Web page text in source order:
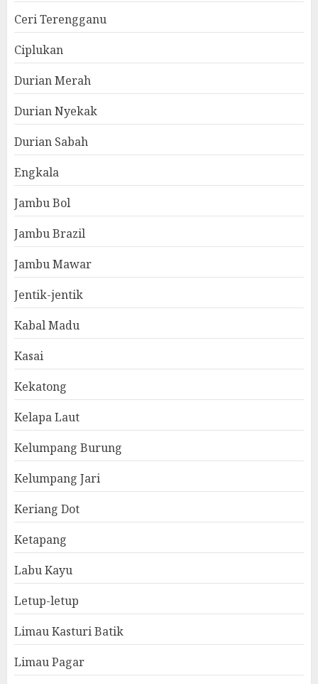
Ceri Terengganu
Ciplukan
Durian Merah
Durian Nyekak
Durian Sabah
Engkala
Jambu Bol
Jambu Brazil
Jambu Mawar
Jentik-jentik
Kabal Madu
Kasai
Kekatong
Kelapa Laut
Kelumpang Burung
Kelumpang Jari
Keriang Dot
Ketapang
Labu Kayu
Letup-letup
Limau Kasturi Batik
Limau Pagar